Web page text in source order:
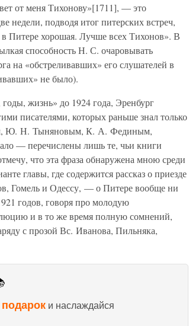
от меня Тихонову»[1711], — это
недели, подводя итог питерских встреч,
Питере хорошая. Лучше всех Тихонов». В
способность Н. С. очаровывать
на «обстреливавших» его слушателей в
не было).
жизнь» до 1924 года, Эренбург
писателями, которых раньше знал только
Ю. Н. Тыняновым, К. А. Фединым,
— перечислены лишь те, чьи книги
что эта фраза обнаружена мною среди
главы, где содержится рассказ о приезде
Гомель и Одессу, — о Питере вообще ни
годов, говоря про молодую
и в то же время полную сомнений,
с прозой Вс. Иванова, Пильняка,
и наслаждайся